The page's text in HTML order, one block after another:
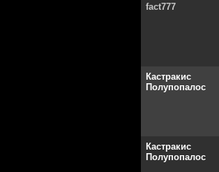
fact777
Кастракис
Полупопалос
Кастракис
Полупопалос